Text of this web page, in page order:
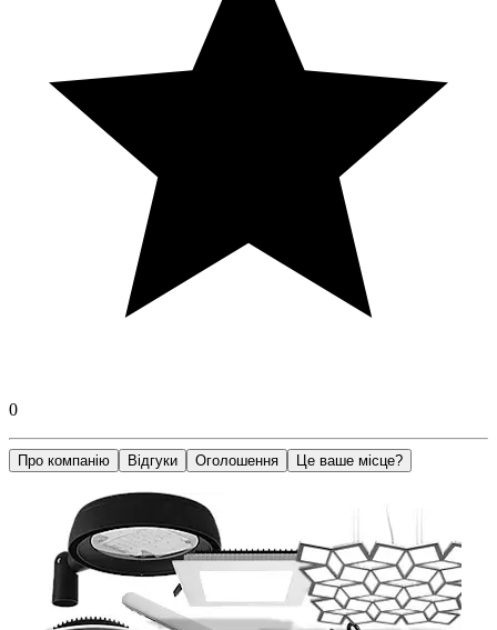
0
Про компанію Відгуки Оголошення Це ваше місце?